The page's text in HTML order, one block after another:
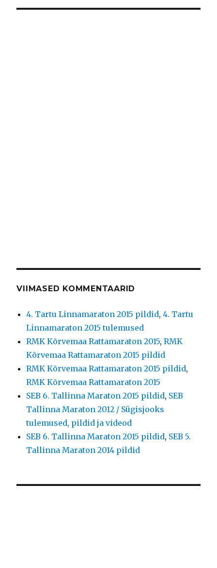
VIIMASED KOMMENTAARID
4. Tartu Linnamaraton 2015 pildid,4. Tartu
Linnamaraton 2015 tulemused
RMK Kõrvemaa Rattamaraton 2015,RMK
Kõrvemaa Rattamaraton 2015 pildid
RMK Kõrvemaa Rattamaraton 2015 pildid,
RMK Kõrvemaa Rattamaraton 2015
SEB 6. Tallinna Maraton 2015 pildid, SEB
Tallinna Maraton 2012 / Sügisjooks
tulemused, pildid ja videod
SEB 6. Tallinna Maraton 2015 pildid, SEB 5.
Tallinna Maraton 2014 pildid